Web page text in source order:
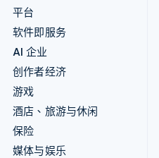
平台
软件即服务
AI 企业
创作者经济
游戏
酒店、旅游与休闲
保险
媒体与娱乐